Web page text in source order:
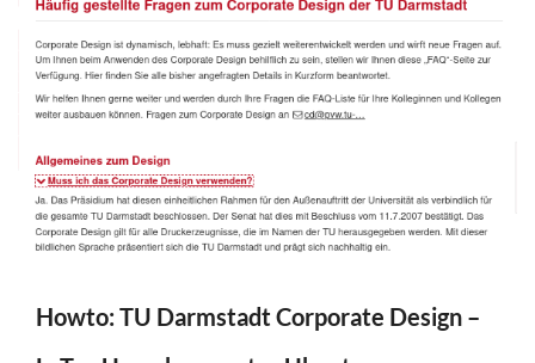
Howto: TU Darmstadt Corporate Design –